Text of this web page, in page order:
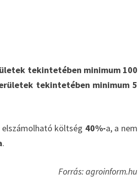
tekintetében minimum 100
tekintetében minimum 5
költség 40%-a, a nem
.
Forrás: agroinform.hu